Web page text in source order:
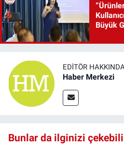
Büyük
EDITÖR HAKKINDA
Haber Merkezi
Bunlar da ilginizi